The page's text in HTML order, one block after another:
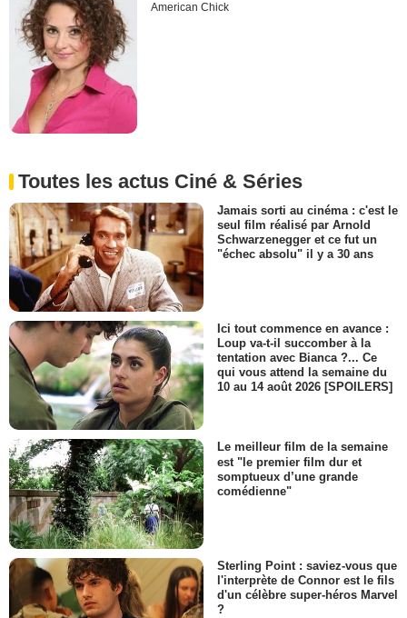
American Chick
Toutes les actus Ciné & Séries
Jamais sorti au cinéma : c'est le
seul film réalisé par Arnold
Schwarzenegger et ce fut un
"échec absolu" il y a 30 ans
Ici tout commence en avance :
Loup va-t-il succomber à la
tentation avec Bianca ?... Ce
qui vous attend la semaine du
10 au 14 août 2026 [SPOILERS]
Le meilleur film de la semaine
est "le premier film dur et
somptueux d’une grande
comédienne"
Sterling Point : saviez-vous que
l'interprète de Connor est le fils
d'un célèbre super-héros Marvel
?